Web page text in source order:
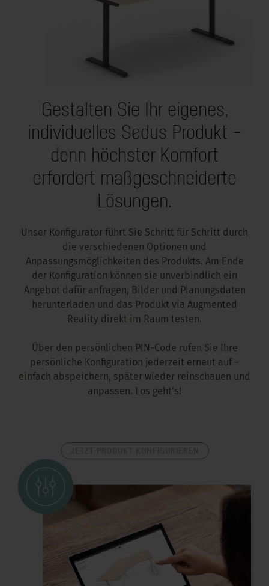
Gestalten Sie Ihr eigenes,
individuelles Sedus Produkt –
denn höchster Komfort
erfordert maßgeschneiderte
Lösungen.
Unser Konfigurator führt Sie Schritt für Schritt durch
die verschiedenen Optionen und
Anpassungsmöglichkeiten des Produkts. Am Ende
der Konfiguration können sie unverbindlich ein
Angebot dafür anfragen, Bilder und Planungsdaten
herunterladen und das Produkt via Augmented
Reality direkt im Raum testen.
Über den persönlichen PIN-Code rufen Sie Ihre
persönliche Konfiguration jederzeit erneut auf –
einfach abspeichern, später wieder reinschauen und
anpassen. Los geht’s!